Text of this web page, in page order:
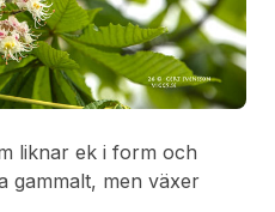
liknar ek i form och
gammalt, men växer